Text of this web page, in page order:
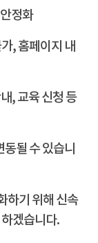
정화
, 홈페이지 내
, 교육 신청 등
될 수 있습니
하기 위해 신속
겠습니다.